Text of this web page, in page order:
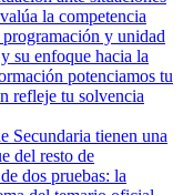
la competencia
y unidad
su enfoque hacia la
potenciamos tu
refleje tu solvencia
Secundaria tienen una
del resto de
dos pruebas: la